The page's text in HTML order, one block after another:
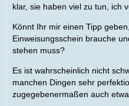
klar, sie haben viel zu tun, ich
Könnt Ihr mir einen Tipp
Einweisungsschein brauche
stehen muss?
Es ist wahrscheinlich nicht
manchen Dingen sehr
zugegebenermaßen auch